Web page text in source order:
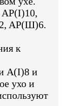
AP(I)10,
AP(Ш)6.
к
A(I)8 и
ухо и